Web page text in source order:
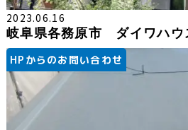
2023.06.16
岐阜県各務原市 ダイワハウ
HPからのお問い合わせ